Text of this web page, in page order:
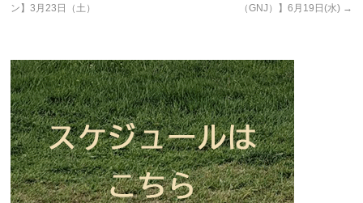
ン】3月23日（土）
（GNJ）】6月19日(水) →